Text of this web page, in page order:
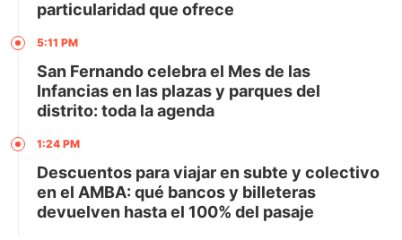
particularidad que ofrece
5:11 PM
San Fernando celebra el Mes de las
Infancias en las plazas y parques del
distrito: toda la agenda
1:24 PM
Descuentos para viajar en subte y colectivo
en el AMBA: qué bancos y billeteras
devuelven hasta el 100% del pasaje